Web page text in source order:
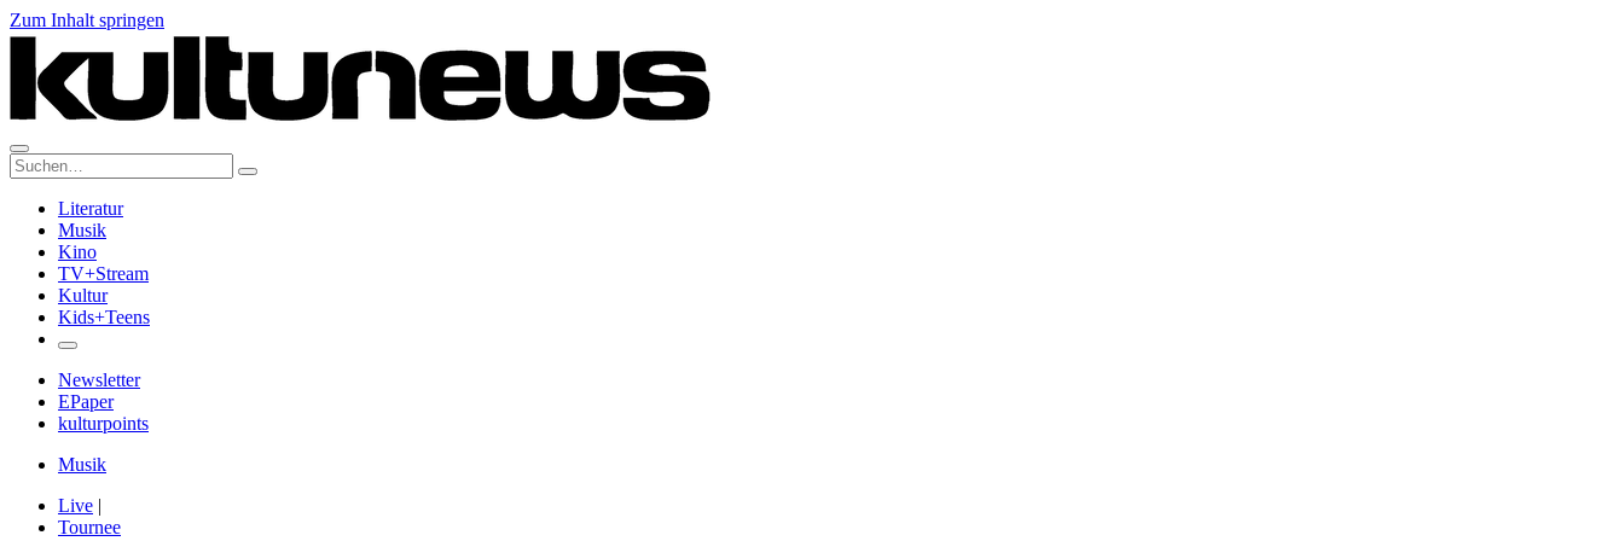
Zum Inhalt springen
Suche:
Literatur
Musik
Kino
TV+Stream
Kultur
Kids+Teens
Newsletter
EPaper
kulturpoints
Musik
Live |
Tournee